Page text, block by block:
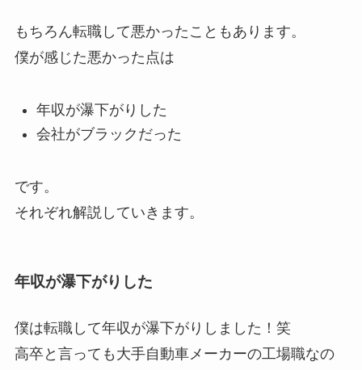
もちろん転職して悪かったこともあります。
僕が感じた悪かった点は
年収が瀑下がりした
会社がブラックだった
です。
それぞれ解説していきます。
年収が瀑下がりした
僕は転職して年収が瀑下がりしました！笑
高卒と言っても大手自動車メーカーの工場職なの